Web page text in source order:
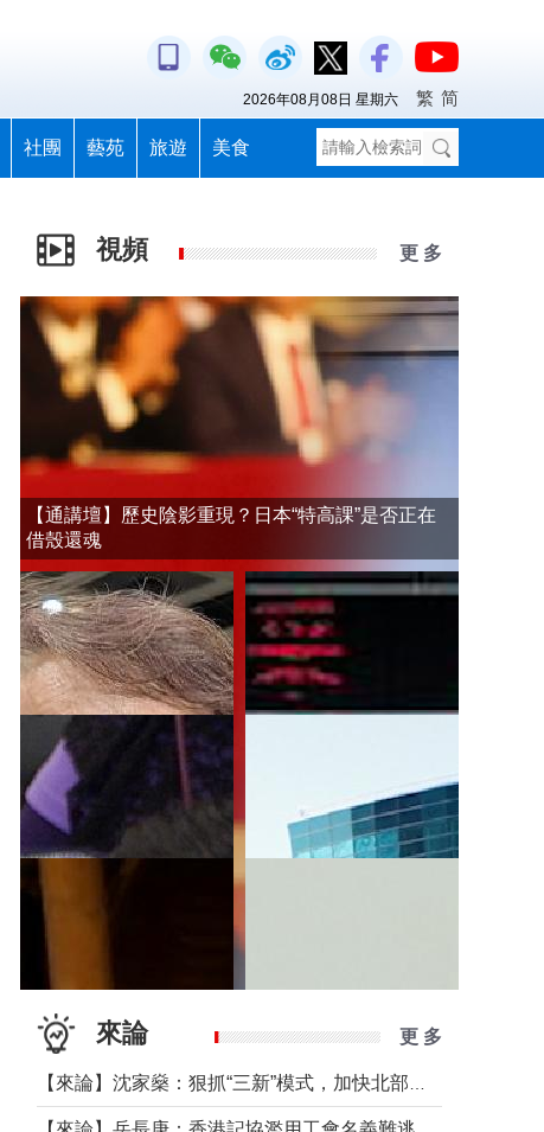
社團 藝苑 旅遊 美食
2026年08月08日 星期六 繁 简
視頻 更 多
【通講壇】歷史陰影重現？日本“特高課”是否正在
借殼還魂
來論 更 多